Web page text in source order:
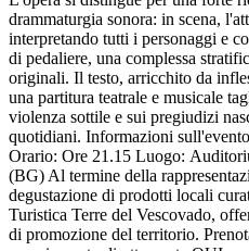
drammaturgia sonora: in scena,
interpretando tutti i personaggi e
di pedaliere, una complessa
originali. Il testo, arricchito da
una partitura teatrale e musicale
violenza sottile e sui pregiudizi
quotidiani. Informazioni
Orario: Ore 21.15 Luogo:
(BG) Al termine della
degustazione di prodotti locali
Turistica Terre del Vescovado,
di promozione del territorio.